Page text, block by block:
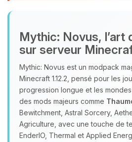
Mythic: Novus, l’art
sur serveur
Mythic: Novus est un modpack
Minecraft 1.12.2, pensé pour les
progression longue et les
des mods majeurs comme
Bewitchment, Astral Sorcery,
Agriculture, avec une touche de
EnderIO, Thermal et Applied